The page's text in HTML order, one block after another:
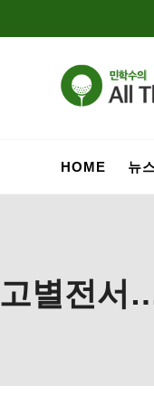
HOME 뉴
고별전서